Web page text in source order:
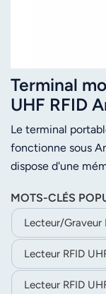
Terminal
UHF RFID
avec Impinj
Le terminal
fonctionne sous
dispose d'une
2D, la technologie
extension de
optimale sur le
MOTS-CLÉS
Lecteur/graveur
Lecteur RFID
Lecteur RFID